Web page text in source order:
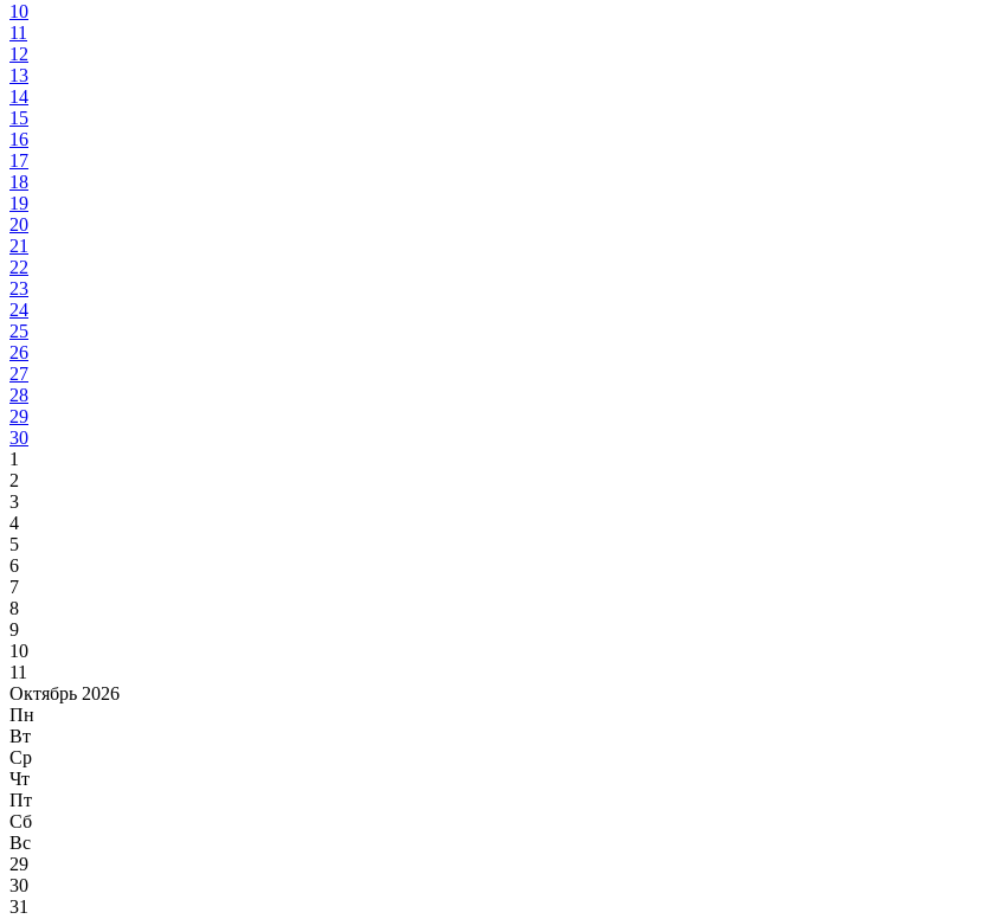
10
11
12
13
14
15
16
17
18
19
20
21
22
23
24
25
26
27
28
29
30
1
2
3
4
5
6
7
8
9
10
11
Октябрь 2026
Пн
Вт
Ср
Чт
Пт
Сб
Вс
29
30
31